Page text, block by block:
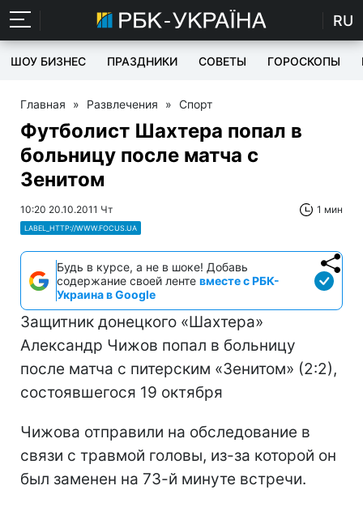
RU
ШОУ БИЗНЕС ПРАЗДНИКИ СОВЕТЫ ГОРОСКОПЫ
Главная » Развлечения » Спорт
Футболист Шахтера попал в
больницу после матча с
Зенитом
10:20 20.10.2011 Чт 1 мин
LABEL_HTTP://WWW.FOCUS.UA
Будь в курсе, а не в шоке! Добавь
содержание своей ленте вместе с РБК-
Украина в Google
Защитник донецкого «Шахтера»
Александр Чижов попал в больницу
после матча с питерским «Зенитом» (2:2),
состоявшегося 19 октября
Чижова отправили на обследование в
связи с травмой головы, из-за которой он
был заменен на 73-й минуте встречи.